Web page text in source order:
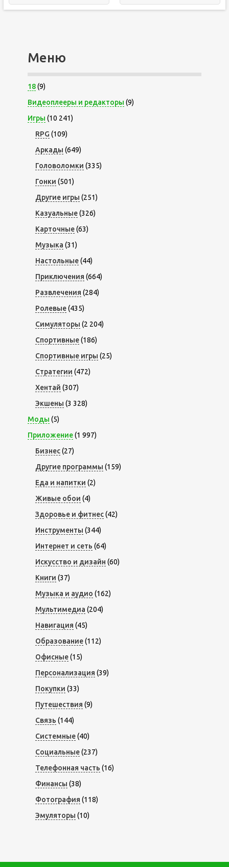
Меню
18(9)
Видеоплееры и редакторы (9)
Игры (10 241)
RPG (109)
Аркады (649)
Головоломки (335)
Гонки (501)
Другие игры (251)
Казуальные(326)
Карточные(63)
Музыка (31)
Настольные(44)
Приключения (664)
Развлечения (284)
Ролевые(435)
Симуляторы (2 204)
Спортивные(186)
Спортивные игры (25)
Стратегии (472)
Хентай (307)
Экшены (3 328)
Моды (5)
Приложение(1 997)
Бизнес(27)
Другие программы (159)
Еда и напитки (2)
Живые обои (4)
Здоровье и фитнес(42)
Инструменты (344)
Интернет и сеть (64)
Искусство и дизайн (60)
Книги (37)
Музыка и аудио (162)
Мультимедиа (204)
Навигация (45)
Образование(112)
Офисные(15)
Персонализация (39)
Покупки (33)
Путешествия (9)
Связь (144)
Системные(40)
Социальные(237)
Телефонная часть (16)
Финансы (38)
Фотография (118)
Эмуляторы (10)